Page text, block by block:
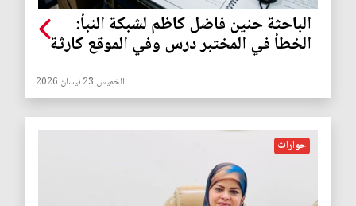
الباحثة حنين فاضل كاظم لشبكة النبأ:
الخطأ في المختبر درس وفي الموقع كارثة
الخميس 23 نيسان 2026
حوارات